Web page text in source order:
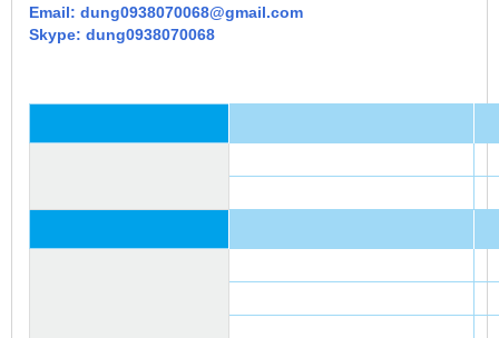
Email: dung0938070068@gmail.com
Skype: dung0938070068